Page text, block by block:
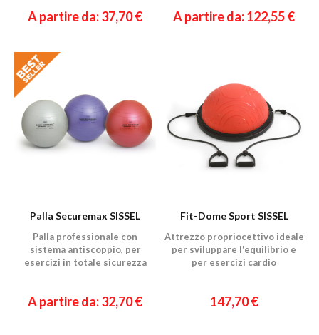
A partire da: 37,70 € A partire da: 122,55 €
Palla Securemax SISSEL
Palla professionale con
sistema antiscoppio, per
esercizi in totale sicurezza
A partire da: 32,70 €
Fit-Dome Sport SISSEL
Attrezzo propriocettivo ideale
per sviluppare l'equilibrio e
per esercizi cardio
147,70 €